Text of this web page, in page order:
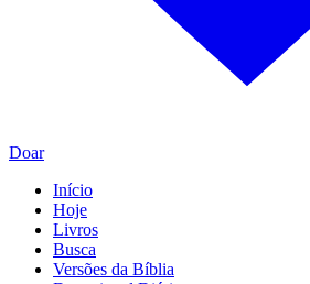
Doar
Início
Hoje
Livros
Busca
Versões da Bíblia